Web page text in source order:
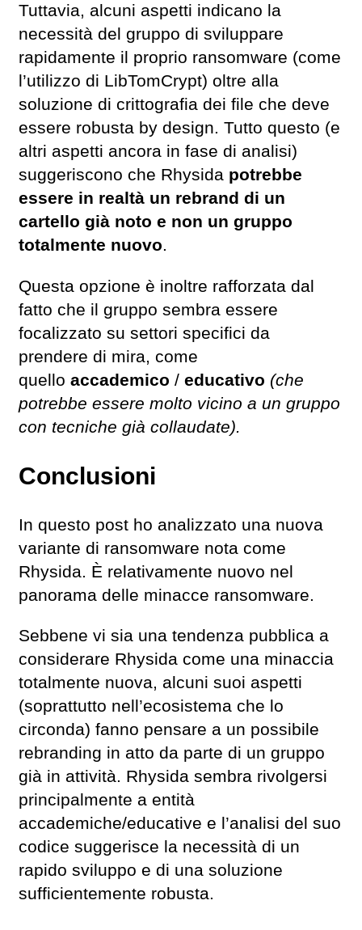
Tuttavia, alcuni aspetti indicano la
necessità del gruppo di sviluppare
rapidamente il proprio ransomware (come
l’utilizzo di LibTomCrypt) oltre alla
soluzione di crittografia dei file che deve
essere robusta by design. Tutto questo (e
altri aspetti ancora in fase di analisi)
suggeriscono che Rhysida potrebbe
essere in realtà un rebrand di un
cartello già noto e non un gruppo
totalmente nuovo.
Questa opzione è inoltre rafforzata dal
fatto che il gruppo sembra essere
focalizzato su settori specifici da
prendere di mira, come
quello accademico / educativo (che
potrebbe essere molto vicino a un gruppo
con tecniche già collaudate).
Conclusioni
In questo post ho analizzato una nuova
variante di ransomware nota come
Rhysida. È relativamente nuovo nel
panorama delle minacce ransomware.
Sebbene vi sia una tendenza pubblica a
considerare Rhysida come una minaccia
totalmente nuova, alcuni suoi aspetti
(soprattutto nell’ecosistema che lo
circonda) fanno pensare a un possibile
rebranding in atto da parte di un gruppo
già in attività. Rhysida sembra rivolgersi
principalmente a entità
accademiche/educative e l’analisi del suo
codice suggerisce la necessità di un
rapido sviluppo e di una soluzione
sufficientemente robusta.